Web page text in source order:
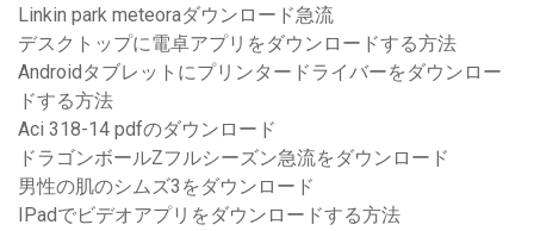
Linkin park meteoraダウンロード急流
デスクトップに電卓アプリをダウンロードする方法
Androidタブレットにプリンタードライバーをダウンロー
ドする方法
Aci 318-14 pdfのダウンロード
ドラゴンボールZフルシーズン急流をダウンロード
男性の肌のシムズ3をダウンロード
IPadでビデオアプリをダウンロードする方法